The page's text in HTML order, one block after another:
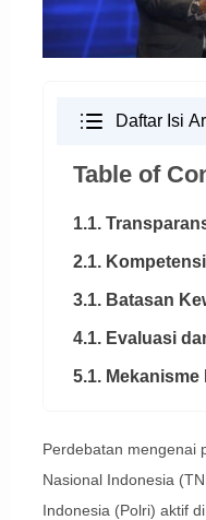
Daftar Isi
Table of
1.1.
2.1.
3.1. Batasan
4.1. Evaluasi
5.1.
Perdebatan mengenai
Nasional Indonesia
Indonesia (Polri) aktif